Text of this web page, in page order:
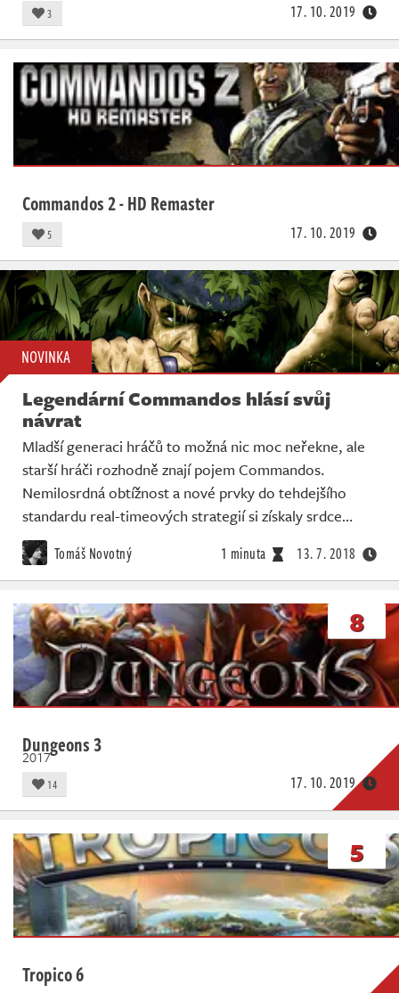
3 17. 10. 2019
Commandos 2 - HD Remaster
5 17. 10. 2019
NOVINKA
Legendární Commandos hlásí svůj
návrat
Mladší generaci hráčů to možná nic moc neřekne, ale
starší hráči rozhodně znají pojem Commandos.
Nemilosrdná obtížnost a nové prvky do tehdejšího
standardu real-timeových strategií si získaly srdce…
Tomáš Novotný 1 minuta 13. 7. 2018
8
Dungeons 3
2017
14 17. 10. 2019
5
Tropico 6